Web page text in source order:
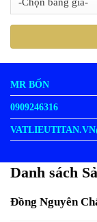
MR BỐN
0909246316
Danh sách
Đồng Nguyên